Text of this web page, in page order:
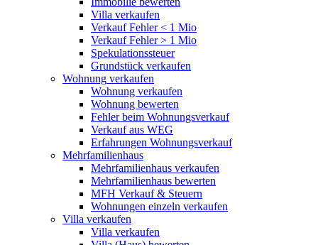
Villa verkaufen
Verkauf Fehler < 1 Mio
Verkauf Fehler > 1 Mio
Spekulationssteuer
Grundstück verkaufen
Wohnung verkaufen
Wohnung verkaufen
Wohnung bewerten
Fehler beim Wohnungsverkauf
Verkauf aus WEG
Erfahrungen Wohnungsverkauf
Mehrfamilienhaus
Mehrfamilienhaus verkaufen
Mehrfamilienhaus bewerten
MFH Verkauf & Steuern
Wohnungen einzeln verkaufen
Villa verkaufen
Villa verkaufen